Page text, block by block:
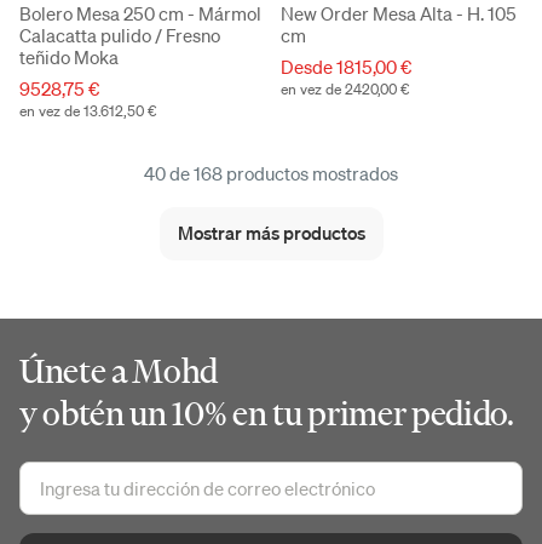
Bolero Mesa 250 cm - Mármol
Calacatta pulido / Fresno
teñido Moka
9528,75 €
en vez de 13.612,50 €
New Order Mesa Alta - H. 105
cm
Desde 1815,00 €
en vez de 2420,00 €
40 de 168 productos mostrados
Mostrar más productos
Únete a Mohd
y obtén un 10% en tu primer pedido.